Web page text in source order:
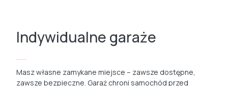
Indywidualne garaże
Masz własne zamykane miejsce – zawsze dostępne,
zawsze bezpieczne. Garaż chroni samochód przed